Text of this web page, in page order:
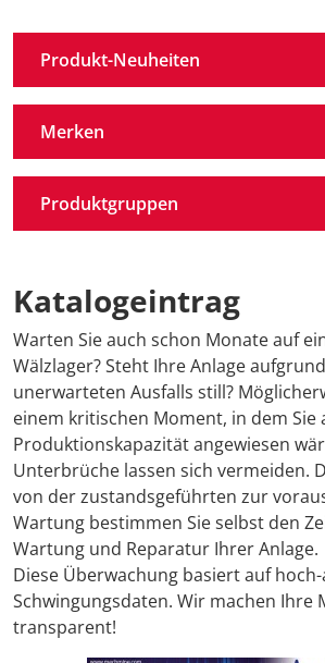
Produkt-Neuheiten
Merken
Produktgruppen
Katalogeintrag
Warten Sie auch schon Monate auf
Wälzlager? Steht Ihre Anlage
unerwarteten Ausfalls still?
einem kritischen Moment, in dem Sie
Produktionskapazität angewiesen
Unterbrüche lassen sich vermeiden.
von der zustandsgeführten zur
Wartung bestimmen Sie selbst den
Wartung und Reparatur Ihrer Anlage.
Diese Überwachung basiert auf
Schwingungsdaten. Wir machen Ihre
transparent!